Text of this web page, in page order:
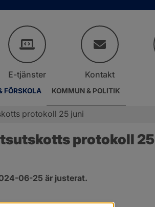
FÖRSKOLA KOMMUN & POLITIK
E-tjänster Kontakt
protokoll 25 juni
protokoll 25
06-25 är justerat.